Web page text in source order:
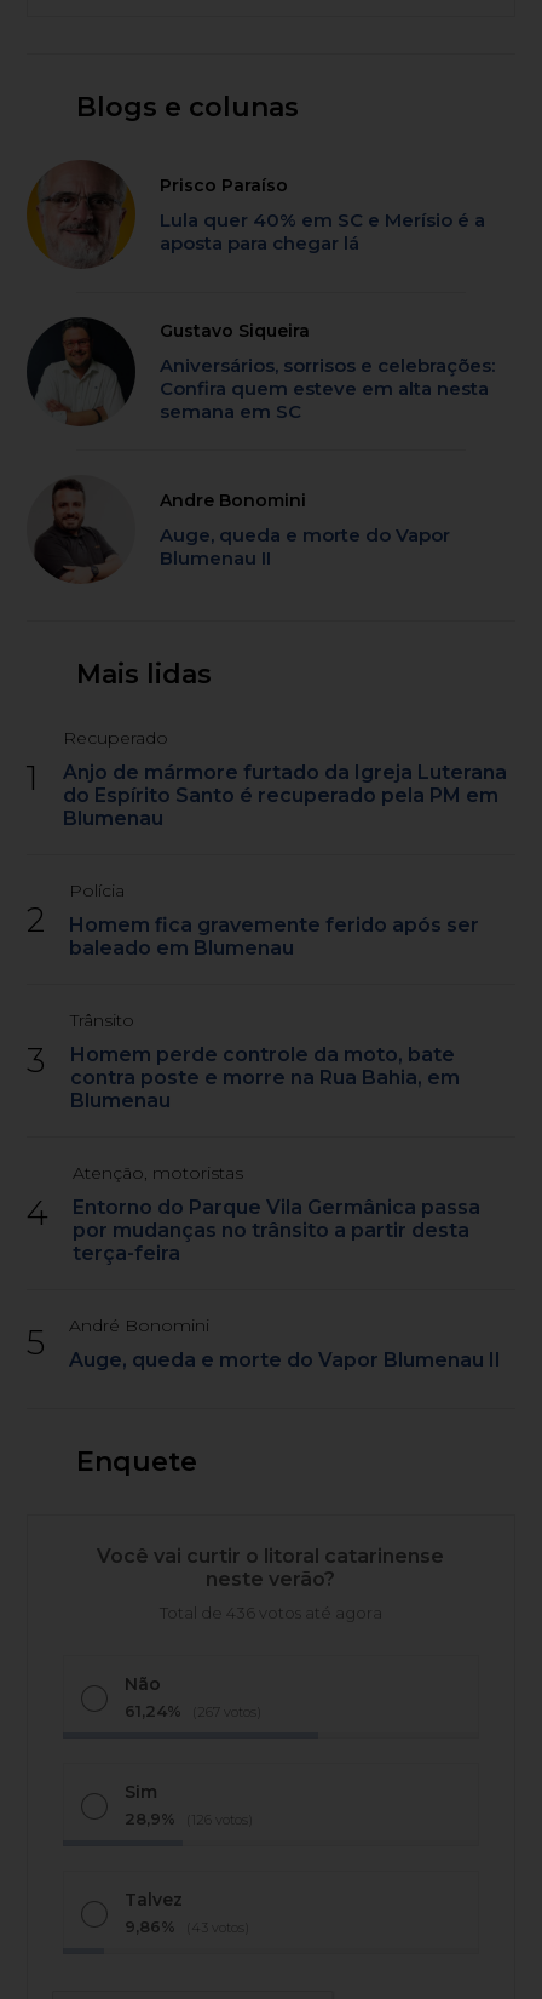
Blogs e colunas
Prisco Paraíso
Lula quer 40% em SC e Merísio é a
aposta para chegar lá
Gustavo Siqueira
Aniversários, sorrisos e celebrações:
Confira quem esteve em alta nesta
semana em SC
Andre Bonomini
Auge, queda e morte do Vapor
Blumenau II
Mais lidas
1
Recuperado
Anjo de mármore furtado da Igreja Luterana
do Espírito Santo é recuperado pela PM em
Blumenau
2
Polícia
Homem fica gravemente ferido após ser
baleado em Blumenau
3
Trânsito
Homem perde controle da moto, bate
contra poste e morre na Rua Bahia, em
Blumenau
4
Atenção, motoristas
Entorno do Parque Vila Germânica passa
por mudanças no trânsito a partir desta
terça-feira
5 André Bonomini
Auge, queda e morte do Vapor Blumenau II
Enquete
Você vai curtir o litoral catarinense
neste verão?
Total de 436 votos até agora
Não
61,24% (267 votos)
Sim
28,9% (126 votos)
Talvez
9,86% (43 votos)